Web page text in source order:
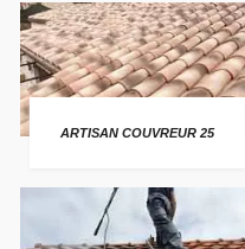
ARTISAN COUVREUR 25